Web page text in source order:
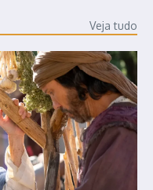
Veja tudo